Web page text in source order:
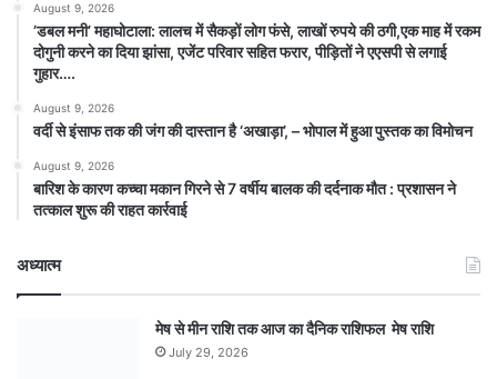
August 9, 2026
​’डबल मनी’ महाघोटाला: लालच में सैकड़ों लोग फंसे, लाखों रुपये की ठगी,एक माह में रकम
दोगुनी करने का दिया झांसा, एजेंट परिवार सहित फरार, पीड़ितों ने एएसपी से लगाई
गुहार….
August 9, 2026
वर्दी से इंसाफ तक की जंग की दास्तान है ‘अखाड़ा’, – भोपाल में हुआ पुस्तक का विमोचन
August 9, 2026
बारिश के कारण कच्चा मकान गिरने से 7 वर्षीय बालक की दर्दनाक मौत : प्रशासन ने
तत्काल शुरू की राहत कार्रवाई
अध्यात्म
मेष से मीन राशि तक आज का दैनिक राशिफल मेष राशि
July 29, 2026